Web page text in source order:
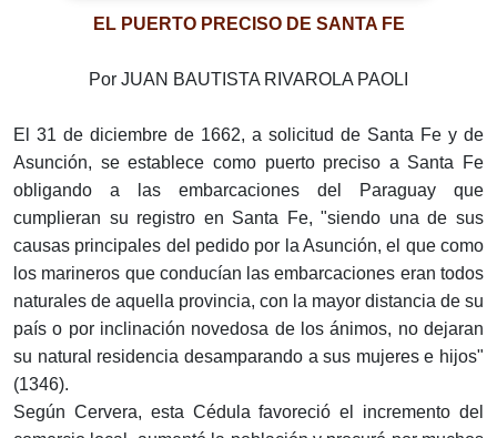
EL PUERTO PRECISO DE SANTA FE
Por JUAN BAUTISTA RIVAROLA PAOLI
El 31 de diciembre de 1662, a solicitud de Santa Fe y de
Asunción, se establece como puerto preciso a Santa Fe
obligando a las embarcaciones del Paraguay que
cumplieran su registro en Santa Fe, "siendo una de sus
causas principales del pedido por la Asunción, el que como
los marineros que conducían las embarcaciones eran todos
naturales de aquella provincia, con la mayor distancia de su
país o por inclinación novedosa de los ánimos, no dejaran
su natural residencia desamparando a sus mujeres e hijos"
(1346).
Según Cervera, esta Cédula favoreció el incremento del